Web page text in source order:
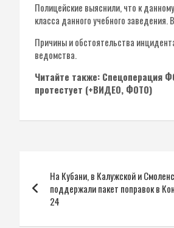
Полицейские выяснили, что к
класса данного учебного
Причины и обстоятельства
ведомства.
Читайте также: Спецоперация
протестует (+ВИДЕО, ФОТО)
по
записям
На Кубани, в Калужской и
поддержали пакет поправок в
24